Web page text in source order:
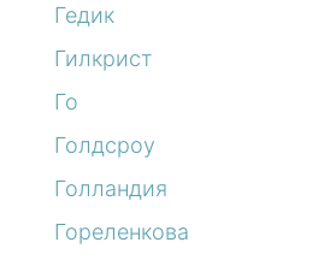
Гедик
Гилкрист
Го
Голдсроу
Голландия
Гореленкова